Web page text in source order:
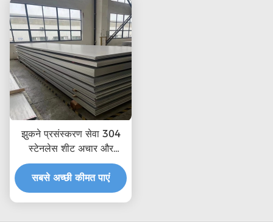
झुकने प्रसंस्करण सेवा 304
स्टेनलेस शीट अचार और
निष्क्रिय
सबसे अच्छी कीमत पाएं